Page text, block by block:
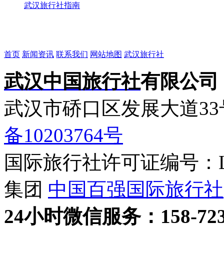
武汉旅行社指南
首页 新闻资讯 联系我们 网站地图 武汉旅行社
武汉中国旅行社有限公司
武汉市硚口区发展大道
备10203764号
国际旅行社许可证编号
集团 中国百强国际旅行社
24小时微信服务：158-